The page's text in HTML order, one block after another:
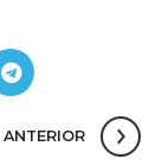
ANTERIOR